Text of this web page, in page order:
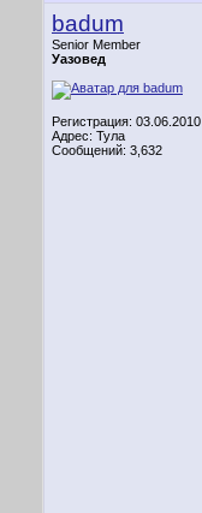
badum
Senior Member
Уазовед
Регистрация: 03.06.2010
Адрес: Тула
Сообщений: 3,632